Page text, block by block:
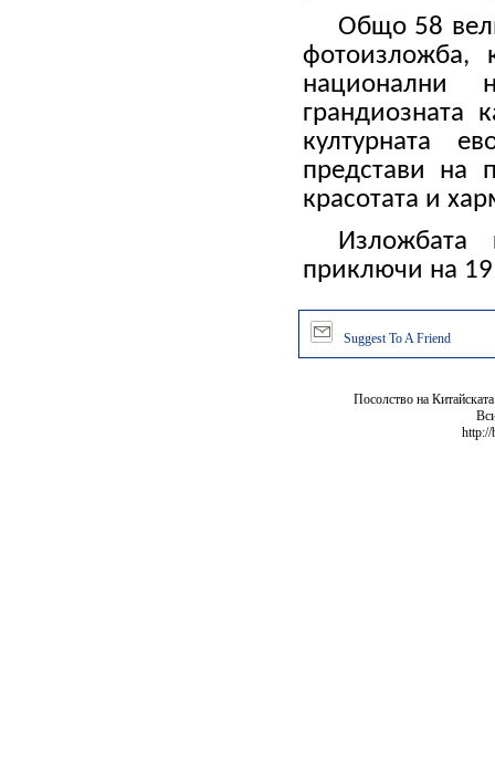
Общо 58
фотоизложба,
национални
грандиозната
културната
представи на
красотата и
приключи на
Suggest To A Friend
Посолство на
http://